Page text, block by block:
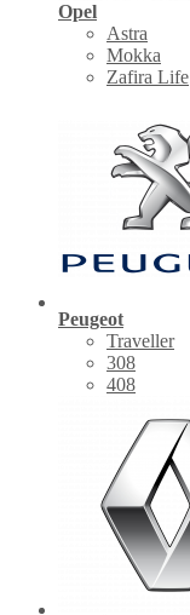
Opel
Astra
Mokka
Zafira Life
Peugeot
Traveller
308
408